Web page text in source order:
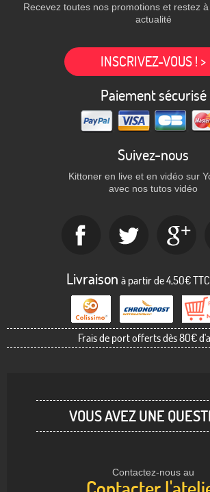
Recevez toutes nos promotions et restez
actualité
INSCRIVEZ-VOUS ! >
Paiement sécurisé
Suivez-nous
Kittoner en live et en vidéo sur
avec nos tutos vidéo
Livraison à partir de 4,50€ TTC
Frais de port offerts dès 80€
VOUS AVEZ UNE
Contactez-nous au